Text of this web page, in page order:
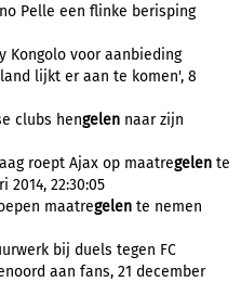
Pelle een flinke berisping
Kongolo voor aanbieding
lijkt er aan te komen', 8
clubs hengelen naar zijn
roept Ajax op maatregelen te
2014, 22:30:05
maatregelen te nemen
bij duels tegen FC
aan fans, 21 december